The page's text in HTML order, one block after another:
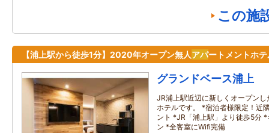
この施
【浦上駅から徒歩1分】2020年オープン無人アパートメントホテ
グランドベース浦上
JR浦上駅近辺に新しくオープン
ホテルです。 *宿泊者様限定！近
ント *JR「浦上駅」より徒歩5分
ン *全客室にWifi完備